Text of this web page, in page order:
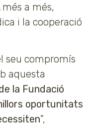
a més,
i la cooperació
seu compromís
aquesta
la Fundació
oportunitats
”,